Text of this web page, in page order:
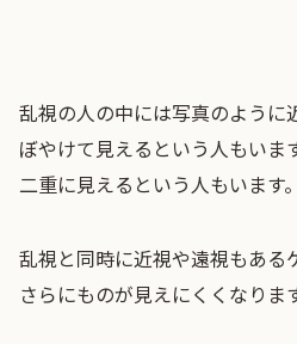
乱視の人の中には写真のように
ぼやけて見えるという人もいま
二重に見えるという人もいます。
乱視と同時に近視や遠視もある
さらにものが見えにくくなりま